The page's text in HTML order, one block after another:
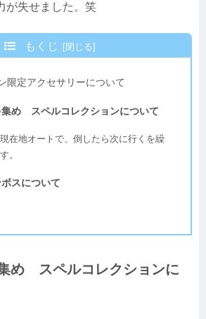
が失せました。笑
もくじ
限定アクセサリーについて
め スペルコレクションについて
在地オートで、倒したら次に行くを繰
。
スについて
め スペルコレクションに